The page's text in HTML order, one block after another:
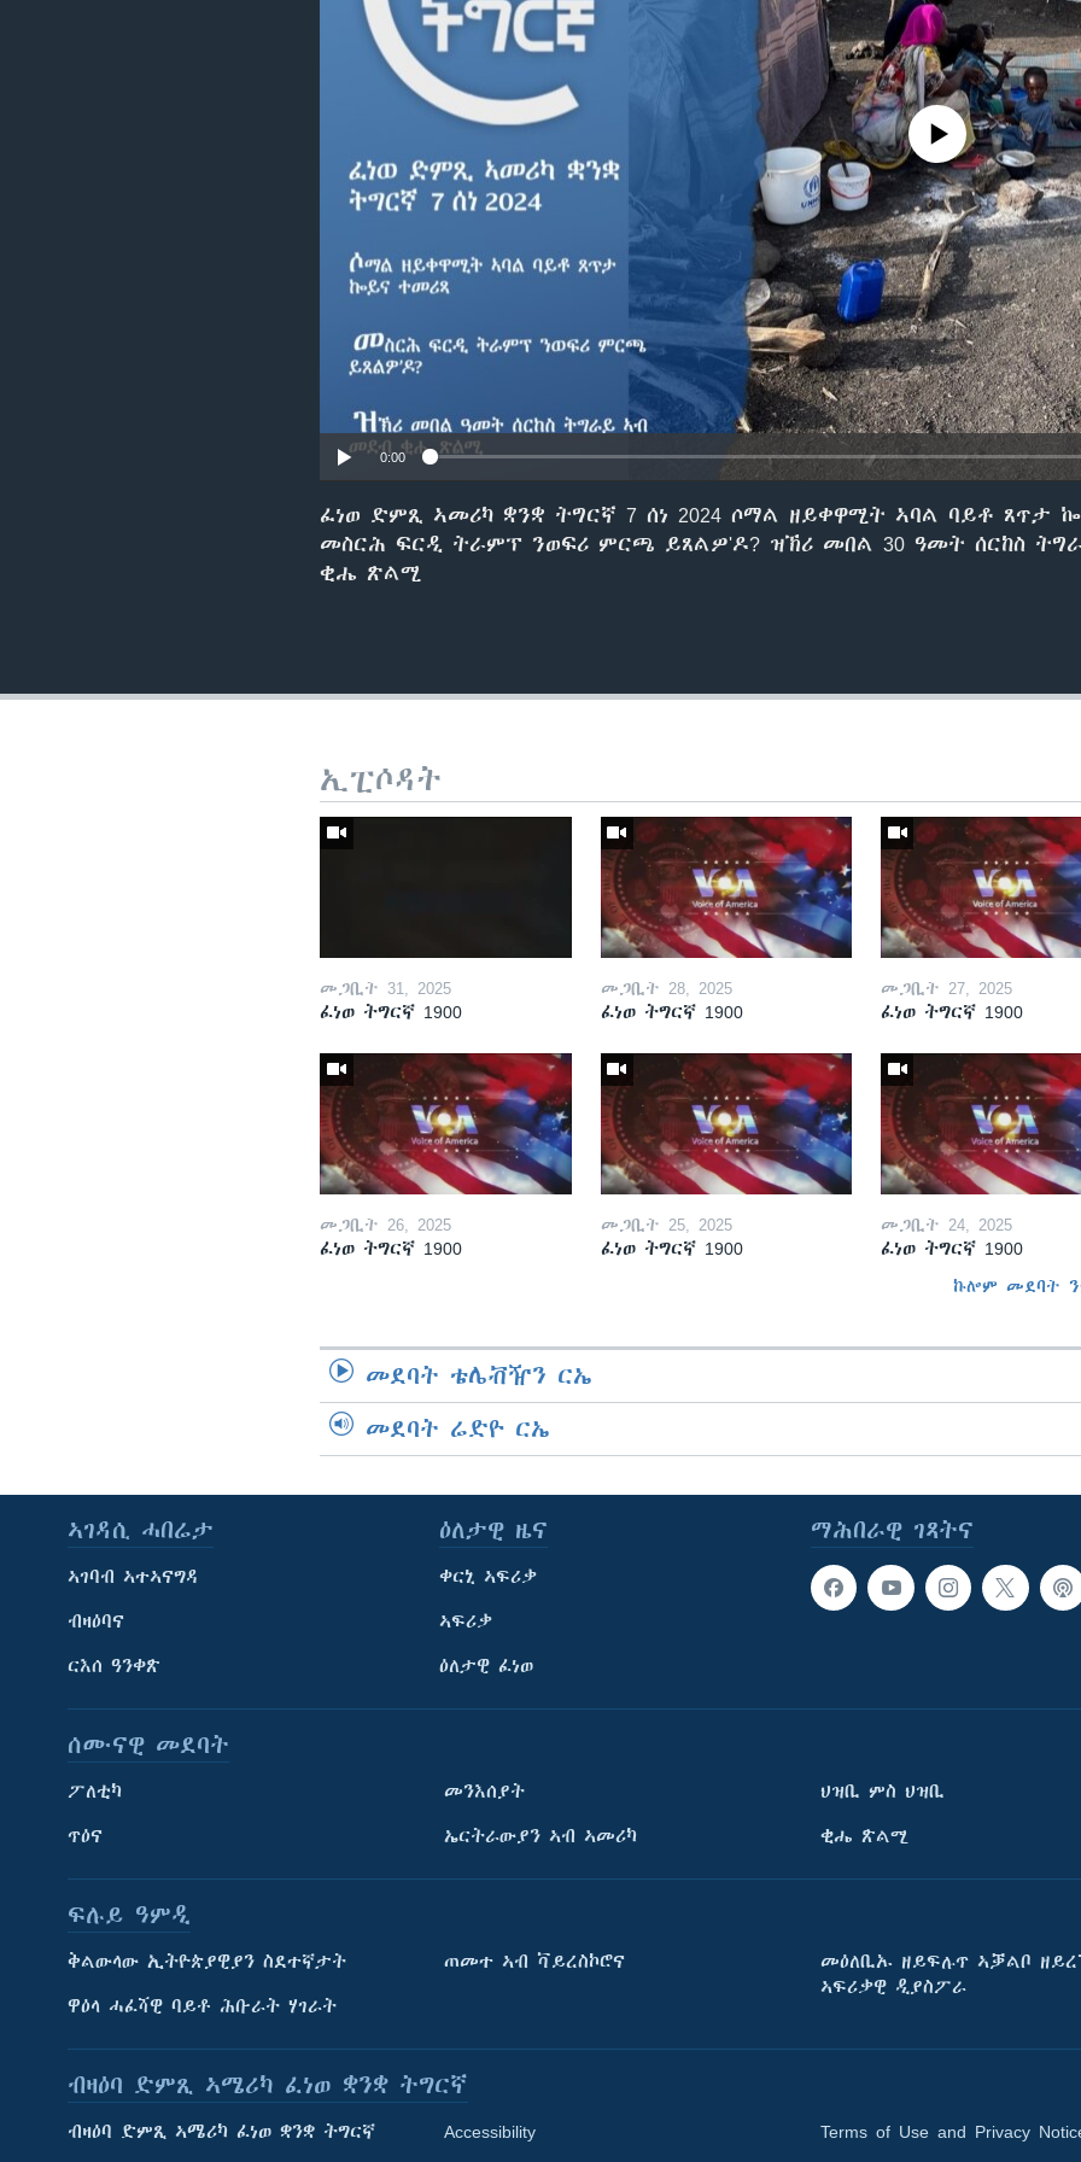
ትምህርቲ እንግሊዝኛ
ማሕበራዊ ገጻትና
No media source currently
0:00
ፈነወ ድምጺ ኣመሪካ ቋንቋ ትግርኛ 7 ሰነ 2024 ሶማል ዘይቀዋሚት ኣባል ባይቶ ጸጥታ
መስርሕ ፍርዲ ትራምፕ ንወፍሪ ምርጫ ይጸልዎ'ዶ? ዝኽሪ መበል 30 ዓመት ሰርከስ
ቂሔ ጽልሚ
ኢፒሶዳት
መጋቢት 31, 2025
ፈነወ ትግርኛ 1900
መጋቢት 28, 2025
ፈነወ ትግርኛ 1900
መጋቢት 27, 2025
ፈነወ ትግርኛ 1900
መጋቢት 26, 2025
ፈነወ ትግርኛ 1900
መጋቢት 25, 2025
ፈነወ ትግርኛ 1900
መጋቢት 24, 2025
ፈነወ ትግርኛ 1900
ኩሎም መደባት
መደባት ቴሌቭዥን ርኤ
መደባት ሬድዮ ርኤ
ማሕበራዊ ገጻትና
ኣገዳሲ ሓበሬታ
ኣገባብ ኣተኣናግዳ
ብዛዕባና
ርእሰ ዓንቀጽ
ዕለታዊ ዜና
ቀርኒ ኣፍሪቃ
ኣፍሪቃ
ዕለታዊ ፈነወ
ሰሙናዊ መደባት
ፖለቲካ
ጥዕና
መንእሰያት
ኤርትራውያን ኣብ ኣመሪካ
ህዝቢ ምስ ህዝቢ
ቂሔ ጽልሚ
ፍሉይ ዓምዲ
ቅልውላው ኢትዮጵያዊያን ስደተኛታት
ዋዕላ ሓፈሻዊ ባይቶ ሕቡራት ሃገራት
ጠመተ ኣብ ቫይረስኮሮና
መዕለቢኡ ዘይፍሉጥ ኣቓልቦ
ኣፍሪቃዊ ዲያስፖራ
ብዛዕባ ድምጺ ኣሜሪካ ፈነወ ቋንቋ ትግርኛ
ብዛዕባ ድምጺ ኣሜሪካ ፈነወ ቋንቋ ትግርኛ Accessibility Terms of Use and Privacy